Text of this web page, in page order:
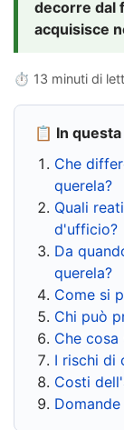
decorre dal
acquisisce
⏱ 13 minuti di
📋 In
Che
querela?
Quali
d'ufficio?
Da
querela?
Come si
Chi può
Che
I rischi di
Costi